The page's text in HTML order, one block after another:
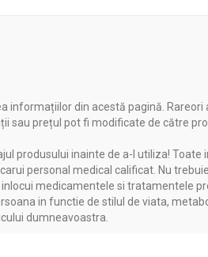
constantă, formule
să ofere produse cu eficiență
din acestă pagină.
sau prețul pot fi modificate de către
produsului inainte de a-l utiliza!
personal medical calificat. Nu
medicamentele si tratamentele
in functie de stilul de viata,
dumneavoastra.